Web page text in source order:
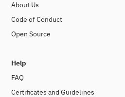
About Us
Code of Conduct
Open Source
Help
FAQ
Certificates and Guidelines